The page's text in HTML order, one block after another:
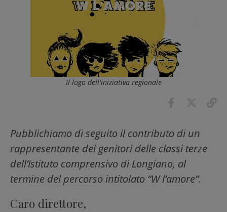
Il logo dell'iniziativa regionale
Pubblichiamo di seguito il contributo di un
rappresentante dei genitori delle classi terze
dell’Istituto comprensivo di Longiano, al
termine del percorso intitolato “W l’amore”.
Caro direttore,